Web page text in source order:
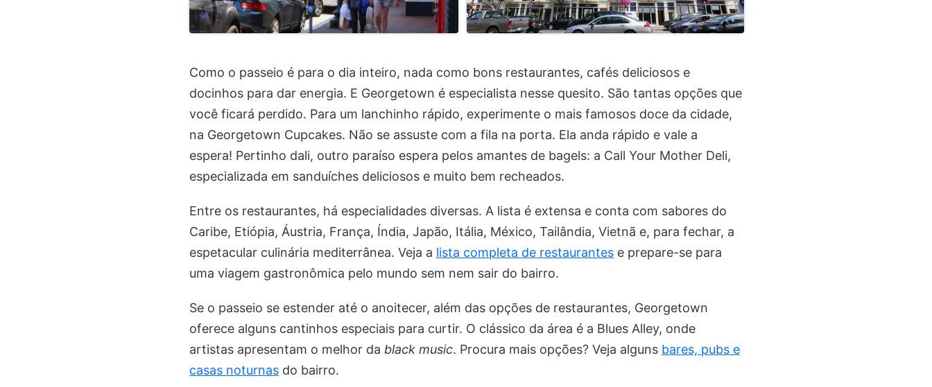
Como o passeio é para o dia inteiro, nada como bons restaurantes, cafés deliciosos e
docinhos para dar energia. E Georgetown é especialista nesse quesito. São tantas opções que
você ficará perdido. Para um lanchinho rápido, experimente o mais famosos doce da cidade,
na Georgetown Cupcakes. Não se assuste com a fila na porta. Ela anda rápido e vale a
espera! Pertinho dali, outro paraíso espera pelos amantes de bagels: a Call Your Mother Deli,
especializada em sanduíches deliciosos e muito bem recheados.
Entre os restaurantes, há especialidades diversas. A lista é extensa e conta com sabores do
Caribe, Etiópia, Áustria, França, Índia, Japão, Itália, México, Tailândia, Vietnã e, para fechar, a
espetacular culinária mediterrânea. Veja a lista completa de restaurantes e prepare-se para
uma viagem gastronômica pelo mundo sem nem sair do bairro.
Se o passeio se estender até o anoitecer, além das opções de restaurantes, Georgetown
oferece alguns cantinhos especiais para curtir. O clássico da área é a Blues Alley, onde
artistas apresentam o melhor da black music. Procura mais opções? Veja alguns bares, pubs e
casas noturnas do bairro.